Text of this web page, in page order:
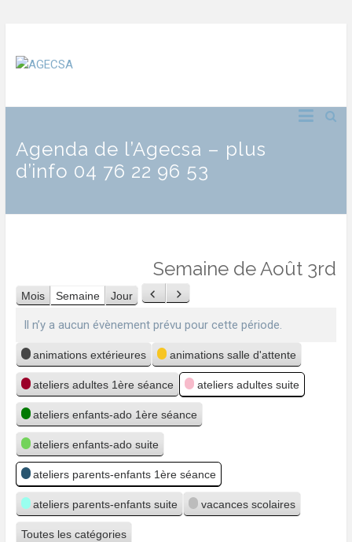
Agenda de l’Agecsa – plus
d’info 04 76 22 96 53
Semaine de Août 3rd
Mois Semaine Jour Précédent
Suivant
Il n’y a aucun évènement prévu pour cette période.
Catégories
animations extérieures animations salle d'attente
ateliers adultes 1ère séance ateliers adultes suite
ateliers enfants-ado 1ère séance
ateliers enfants-ado suite
ateliers parents-enfants 1ère séance
ateliers parents-enfants suite vacances scolaires
Toutes les catégories